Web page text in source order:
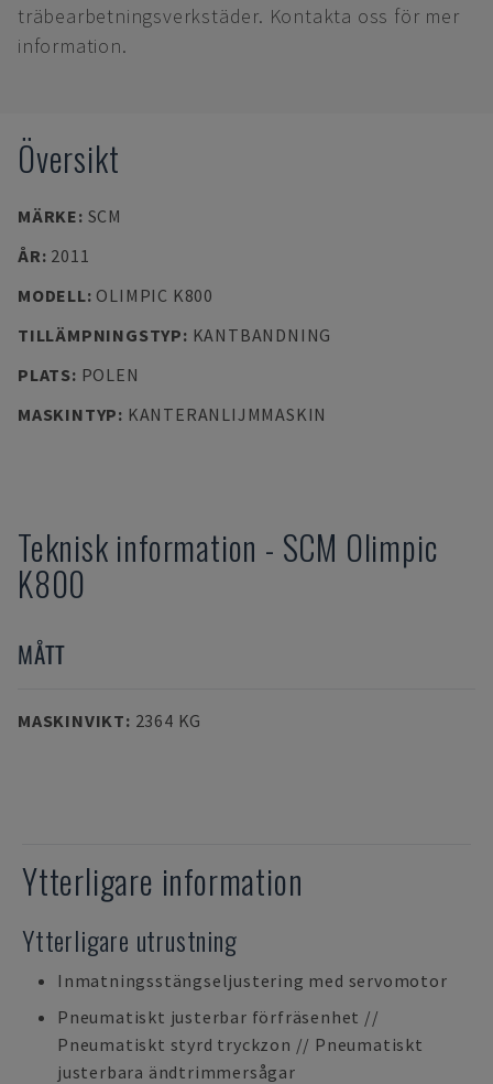
träbearbetningsverkstäder. Kontakta oss för mer
information.
Översikt
MÄRKE: SCM
ÅR: 2011
MODELL: OLIMPIC K800
TILLÄMPNINGSTYP: KANTBANDNING
PLATS: POLEN
MASKINTYP: KANTERANLIJMMASKIN
Teknisk information - SCM Olimpic
K800
MÅTT
MASKINVIKT: 2364 KG
Ytterligare information
Ytterligare utrustning
Inmatningsstängseljustering med servomotor
Pneumatiskt justerbar förfräsenhet //
Pneumatiskt styrd tryckzon // Pneumatiskt
justerbara ändtrimmersågar